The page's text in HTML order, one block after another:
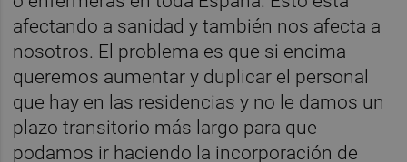
afectando a sanidad y también nos afecta a
nosotros. El problema es que si encima
queremos aumentar y duplicar el personal
que hay en las residencias y no le damos un
plazo transitorio más largo para que
podamos ir haciendo la incorporación de